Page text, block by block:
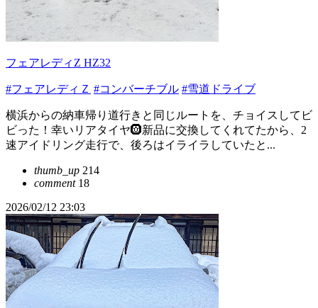
フェアレディZ HZ32
#フェアレディＺ #コンバーチブル #雪道ドライブ
横浜からの納車帰り道行きと同じルートを、チョイスしてビ
ビった！幸いリアタイヤ🛞新品に交換してくれてたから、2
速アイドリング走行で、後ろはイライラしていたと...
thumb_up 214
comment18
2026/02/12 23:03